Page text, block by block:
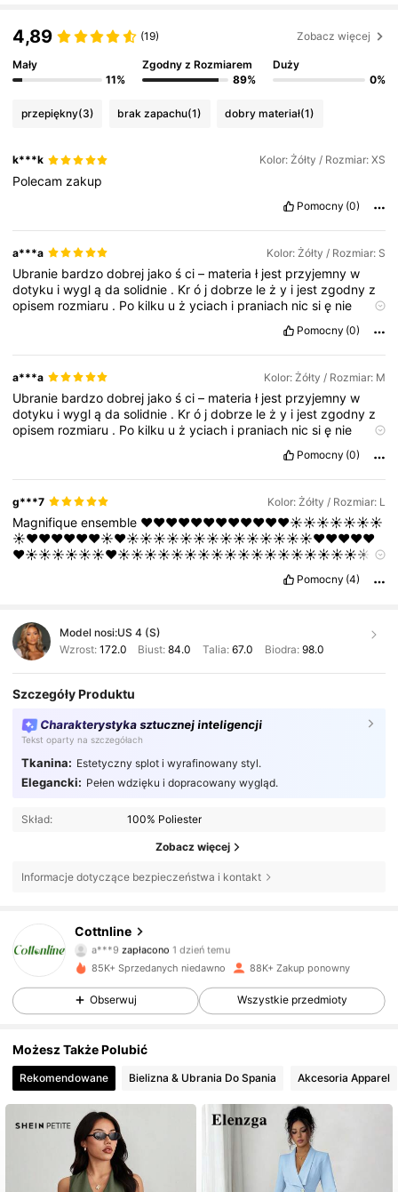
4,89 (19) Zobacz więcej
Mały
11%
Zgodny z Rozmiarem
89%
Duży
0%
przepiękny(3) brak zapachu(1) dobry materiał(1)
k***k Kolor: Żółty / Rozmiar: XS
Polecam zakup
Pomocny (0)
a***a Kolor: Żółty / Rozmiar: S
Ubranie bardzodobrej jakości– materiał jest przyjemnyw
dotyku iwyglądasolidnie . Kró jdobrze le ży i jest zgodny z
opisem rozmiaru . Po kilku u życiach i praniach nicsię nie
Pomocny (0)
a***a Kolor: Żółty / Rozmiar: M
Ubranie bardzodobrej jakości– materiał jest przyjemnyw
dotyku iwyglądasolidnie . Kró jdobrze le ży i jest zgodny z
opisem rozmiaru . Po kilku u życiach i praniach nicsię nie
Pomocny (0)
g***7 Kolor: Żółty / Rozmiar: L
Magnifiqueensemble ❤️❤️❤️❤️❤️❤️❤️❤️❤️❤️❤️❤️☀️☀️☀️☀️☀️☀️☀️
☀️❤️❤️❤️❤️❤️❤️☀️❤️☀️☀️☀️☀️☀️☀️☀️☀️☀️☀️☀️☀️☀️☀️❤️❤️❤️❤️❤️
❤️☀️☀️☀️☀️☀️☀️❤️☀️☀️☀️☀️☀️☀️☀️☀️☀️☀️☀️☀️☀️☀️☀️☀️☀️☀️☀️☀️
Pomocny (4)
Model nosi:US 4 (S)
Wzrost: 172.0 Biust:84.0 Talia: 67.0 Biodra: 98.0
Szczegóły Produktu
Charakterystyka sztucznej inteligencji
Tekst oparty na szczegółach
Tkanina: Estetyczny splot i wyrafinowany styl.
Elegancki: Pełen wdzięku i dopracowany wygląd.
Skład: 100% Poliester
Zobacz więcej
Informacje dotyczące bezpieczeństwa i kontakt
Cottnline
4,76
117K Obserwujący
a***9 zapłacono 1 dzień temu
n***8 zaobserwował(-a) 8 godzin(y) temu
4,76 117K Obserwujący
4,76 117K Obserwujący
4,76 117K Obserwujący
4,76 117K Obserwujący
85K+ Sprzedanych niedawno 88K+ Zakup ponowny
Obserwuj Wszystkie przedmioty
Możesz Także Polubić
Rekomendowane Bielizna & Ubrania Do Spania Akcesoria Apparel